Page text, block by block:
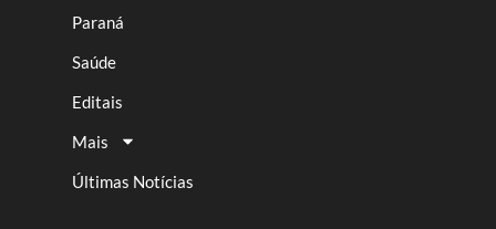
Paraná
Saúde
Editais
Mais
Últimas Notícias